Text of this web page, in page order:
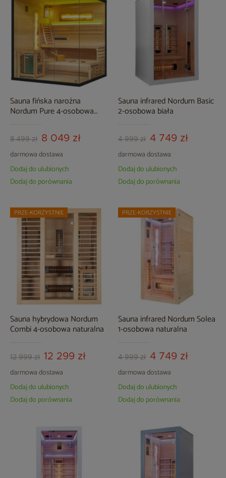
Sauna fińska narożna
Nordum Pure 4-osobowa
8 499 zł 8 049 zł
darmowa dostawa
Dodaj do ulubionych
Dodaj do porównania
Sauna infrared Nordum Basic
2-osobowa biała
4 999 zł 4 749 zł
darmowa dostawa
Dodaj do ulubionych
Dodaj do porównania
Sauna hybrydowa Nordum
Combi 4-osobowa naturalna
12 999 zł 12 299 zł
darmowa dostawa
PRZE-KORZYSTNIE
Dodaj do ulubionych
Dodaj do porównania
Sauna infrared Nordum Solea
1-osobowa naturalna
4 999 zł 4 749 zł
darmowa dostawa
PRZE-KORZYSTNIE
Dodaj do ulubionych
Dodaj do porównania